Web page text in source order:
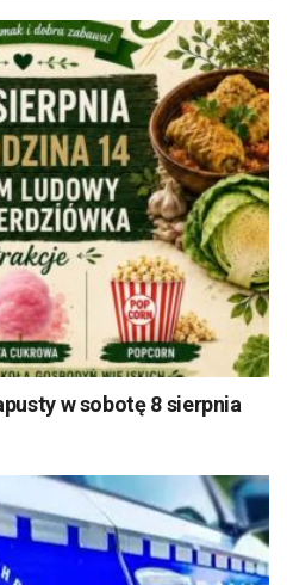
w sobotę 8 sierpnia